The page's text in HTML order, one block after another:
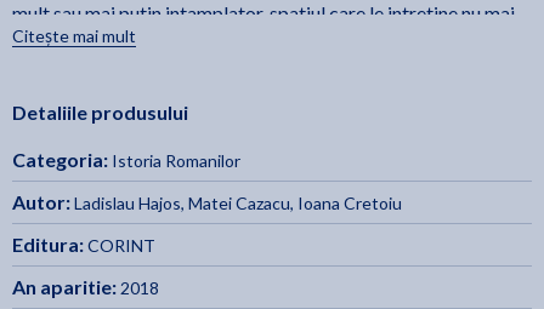
mult sau mai putin intamplator, spatiul care le intretine nu mai
este un simplu loc al memoriei, ci devine un loc al destinului.
existentiale, care fac parte nu dintr‑un album cu file
netrecatoare. Nu orice loc al memoriei, nu orice spatiu al
intalnirilor constituie un potential loc al destinului. E nevoie de
o constiinta comunitara a apartenentei la acelasi „design”
istoric, de persistenta in timp a experientelor de viata
traversate impreuna, pe scurt, de un interes viu si solidar pentru
Citește mai mult
Detaliile produsului
Categoria: Istoria Romanilor
Autor:Ladislau Hajos, Matei Cazacu, Ioana Cretoiu
Editura:CORINT
An aparitie: 2018